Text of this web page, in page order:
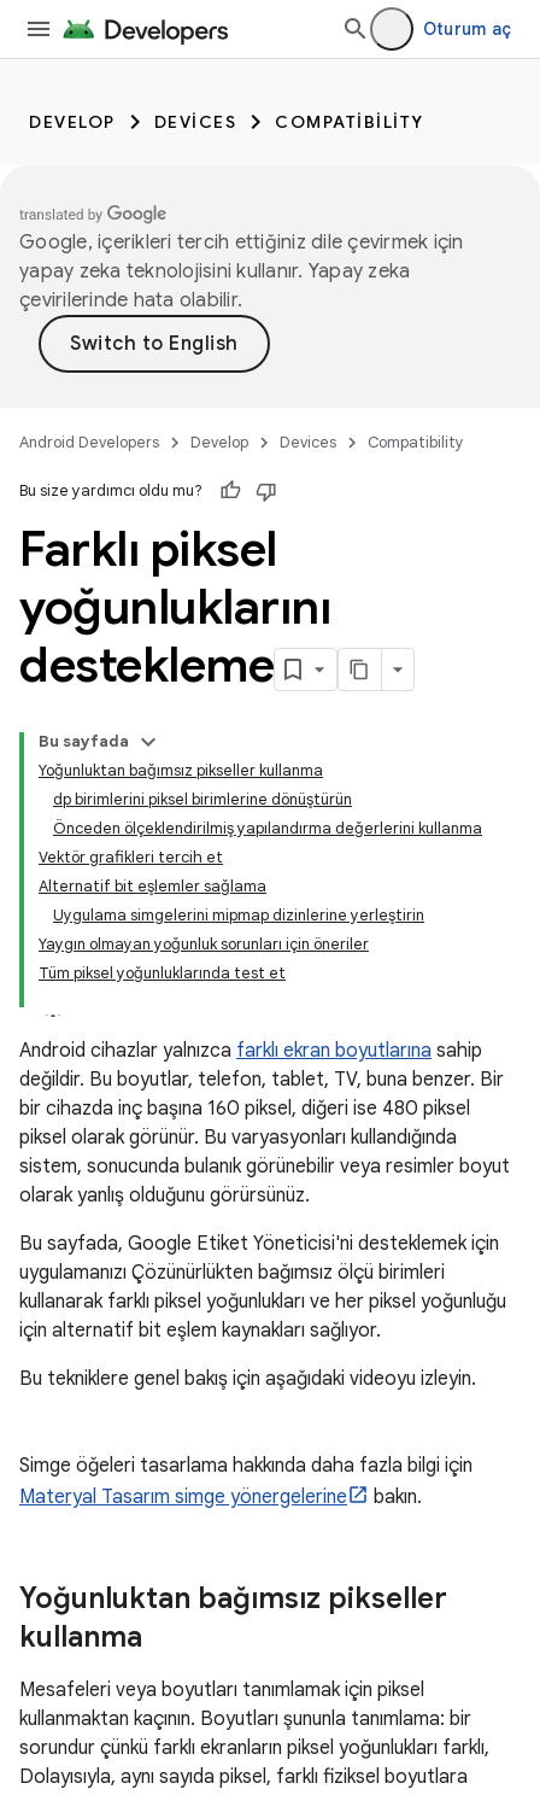
Oturum aç
DEVELOP DEVICES COMPATIBILITY
Google, içerikleri tercih ettiğiniz dile çevirmek için
yapay zeka teknolojisini kullanır. Yapay zeka
çevirilerinde hata olabilir.
Android Developers Develop Devices Compatibility
Bu size yardımcı oldu mu?
Farklı piksel
yoğunluklarını
destekleme
Bu sayfada
Yoğunluktan bağımsız pikseller kullanma
dp birimlerini piksel birimlerine dönüştürün
Önceden ölçeklendirilmiş yapılandırma değerlerini kullanma
Vektör grafikleri tercih et
Alternatif bit eşlemler sağlama
Uygulama simgelerini mipmap dizinlerine yerleştirin
Yaygın olmayan yoğunluk sorunları için öneriler
Tüm piksel yoğunluklarında test et
Android cihazlar yalnızca farklı ekran boyutlarına sahip
değildir. Bu boyutlar, telefon, tablet, TV, buna benzer. Bir
bir cihazda inç başına 160 piksel, diğeri ise 480 piksel
piksel olarak görünür. Bu varyasyonları kullandığında
sistem, sonucunda bulanık görünebilir veya resimler boyut
olarak yanlış olduğunu görürsünüz.
Bu sayfada, Google Etiket Yöneticisi'ni desteklemek için
uygulamanızı Çözünürlükten bağımsız ölçü birimleri
kullanarak farklı piksel yoğunlukları ve her piksel yoğunluğu
için alternatif bit eşlem kaynakları sağlıyor.
Bu tekniklere genel bakış için aşağıdaki videoyu izleyin.
Simge öğeleri tasarlama hakkında daha fazla bilgi için
Materyal Tasarım simge yönergelerine
bakın.
Yoğunluktan bağımsız pikseller
kullanma
Mesafeleri veya boyutları tanımlamak için piksel
kullanmaktan kaçının. Boyutları şununla tanımlama: bir
sorundur çünkü farklı ekranların piksel yoğunlukları farklı,
Dolayısıyla, aynı sayıda piksel, farklı fiziksel boyutlara